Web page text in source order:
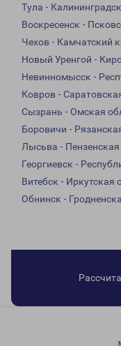
Тула -
Воскресенск -
Чехов - Камчатский
Новый Уренгой -
Невинномысск -
Ковров -
Сызрань - Омская
Боровичи -
Лысьва - Пензенская
Георгиевск -
Витебск - Иркутская
Обнинск -